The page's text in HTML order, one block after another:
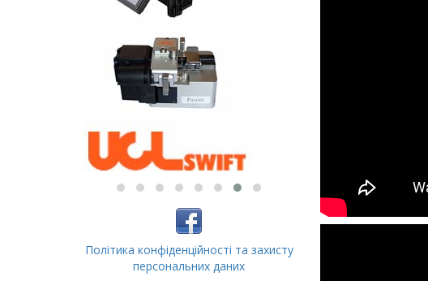
Політика конфіденційності та захисту
персональних даних